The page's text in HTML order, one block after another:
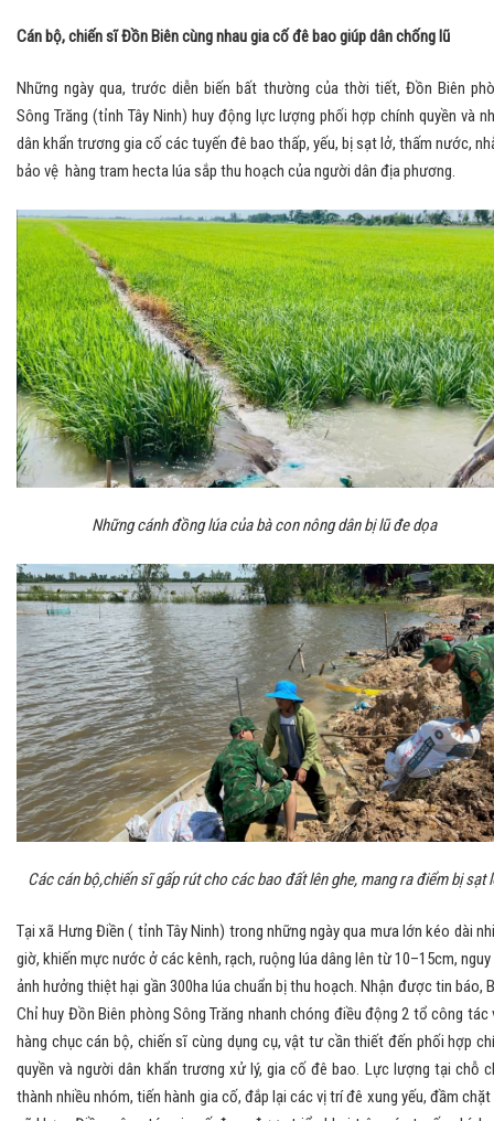
Cán bộ, chiến sĩ Đồn Biên cùng nhau gia cố đê bao giúp dân chống lũ
Những ngày qua, trước diễn biến bất thường của thời tiết, Đồn Biên
Sông Trăng (tỉnh Tây Ninh) huy động lực lượng phối hợp chính quyền và
dân khẩn trương gia cố các tuyến đê bao thấp, yếu, bị sạt lở, thấm nước,
bảo vệ hàng tram hecta lúa sắp thu hoạch của người dân địa phương.
Những cánh đồng lúa của bà con nông dân bị lũ đe dọa
Các cán bộ,chiến sĩ gấp rút cho các bao đất lên ghe, mang ra điểm bị sạt
Tại xã Hưng Điền ( tỉnh Tây Ninh) trong những ngày qua mưa lớn kéo dài
giờ, khiến mực nước ở các kênh, rạch, ruộng lúa dâng lên từ 10–15cm,
ảnh hưởng thiệt hại gần 300ha lúa chuẩn bị thu hoạch. Nhận được tin báo,
Chỉ huy Đồn Biên phòng Sông Trăng nhanh chóng điều động 2 tổ công tác
hàng chục cán bộ, chiến sĩ cùng dụng cụ, vật tư cần thiết đến phối hợp
quyền và người dân khẩn trương xử lý, gia cố đê bao. Lực lượng tại chỗ
thành nhiều nhóm, tiến hành gia cố, đắp lại các vị trí đê xung yếu, đầm